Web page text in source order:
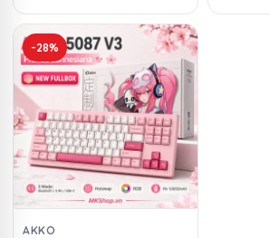
1.150.000 ₫.
-28%
AKKO